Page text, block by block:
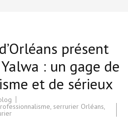
présent
: un gage de
et de sérieux
, serrurier Orléans,